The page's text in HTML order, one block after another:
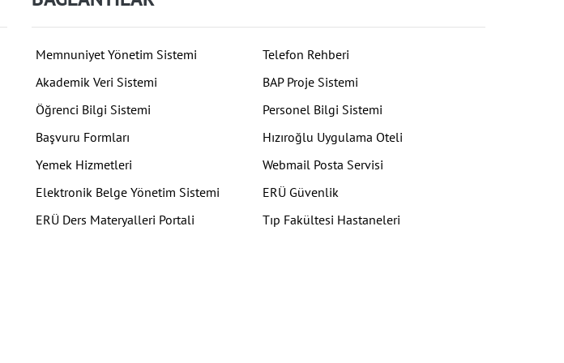
Memnuniyet Yönetim Sistemi
Telefon Rehberi
Akademik Veri Sistemi
BAP Proje Sistemi
Öğrenci Bilgi Sistemi
Personel Bilgi Sistemi
Başvuru Formları
Hızıroğlu Uygulama Oteli
Yemek Hizmetleri
Webmail Posta Servisi
Elektronik Belge Yönetim Sistemi
ERÜ Güvenlik
ERÜ Ders Materyalleri Portali
Tıp Fakültesi Hastaneleri